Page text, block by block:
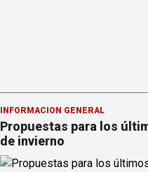
INFORMACION GENERAL
Propuestas para los
de invierno